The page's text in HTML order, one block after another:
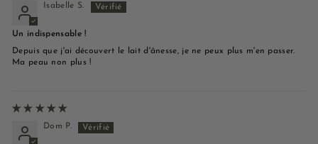
Isabelle S.
Un indispensable !
Depuis que j'ai découvert le lait d'ânesse, je ne peux plus m'en passer.
Ma peau non plus !
Dom P.